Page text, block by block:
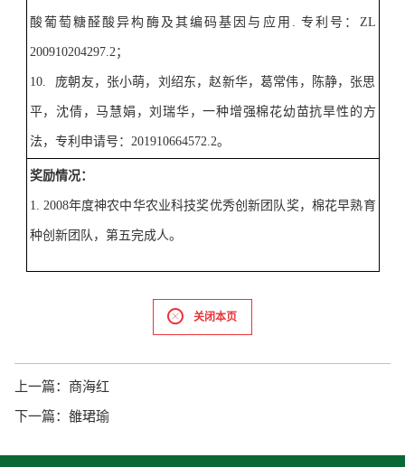
酸葡萄糖醛酸异构酶及其编码基因与应用 专利号： ZL
200910204297.2 ；
10. 庞朝友，张小萌，刘绍东，赵新华，葛常伟，陈静，张思
平，沈倩，马慧娟，刘瑞华，一种增强棉花幼苗抗旱性的方
法，专利申请号： 201910664572.2。
奖励情况：
1. 2008年度神农中华农业科技奖优秀创新团队奖，棉花早熟育
种创新团队，第五完成人。
关闭本页
上一篇： 商海红
下一篇： 雒珺瑜